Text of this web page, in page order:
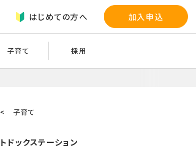
はじめての方へ 加入申込
子育て 採用
< 子育て
トドックステーション